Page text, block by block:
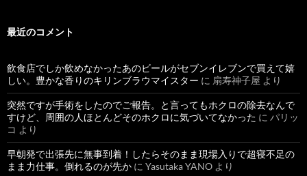
最近のコメント
飲食店でしか飲めなかったあのビールがセブンイレブンで買えて嬉
しい。豊かな香りのキリンブラウマイスター に 扇寿神子屋 より
突然ですが手術をしたのでご報告。と言ってもホクロの除去なんで
すけど、周囲の人ほとんどそのホクロに気づいてなかった に パリッ
コ より
早朝発で出張先に無事到着！したらそのまま現場入りで超寝不足の
まま力仕事。倒れるのが先か に Yasutaka YANO より